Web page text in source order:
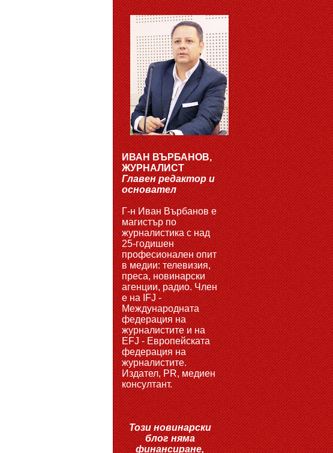
ИВАН ВЪРБАНОВ,
ЖУРНАЛИСТ
Главен редактор и
основател
Г-н Иван Върбанов е
магистър по
журналистика с над
25-годишен
професионален опит
в медии: телевизия,
преса, новинарски
агенции, радио. Член
е на IFJ -
Международната
федерация на
журналистите и на
EFJ - Европейската
федерация на
журналистите.
Издател, PR, медиен
консултант.
Този новинарски
блог няма
финансиране,